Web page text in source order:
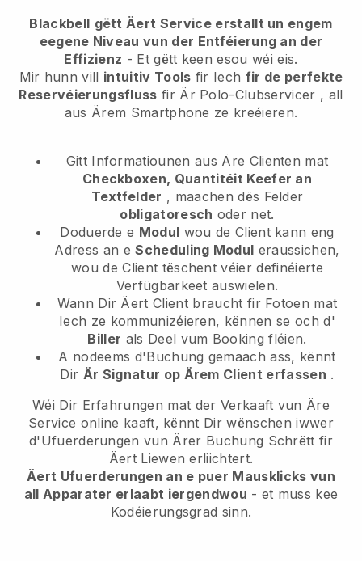
Blackbell gëtt Äert Service erstallt un engem
eegene Niveau vun der Entféierung an der
Effizienz - Et gëtt keen esou wéi eis.
Mir hunn vill intuitiv Tools fir Iech fir de perfekte
Reservéierungsfluss fir Är Polo-Clubservicer , all
aus Ärem Smartphone ze kreéieren.
Gitt Informatiounen aus Äre Clienten mat
Checkboxen, Quantitéit Keefer an
Textfelder , maachen dës Felder
obligatoresch oder net.
Doduerde e Modul wou de Client kann eng
Adress an eScheduling Modul eraussichen,
wou de Client tëschent véier definéierte
Verfügbarkeet auswielen.
Wann Dir Äert Client braucht fir Fotoen mat
Iech ze kommunizéieren, kënnen se och d'
Biller als Deel vum Booking fléien.
A nodeems d'Buchung gemaach ass, kënnt
Dir Är Signatur op Ärem Client erfassen .
Wéi Dir Erfahrungen mat der Verkaaft vun Äre
Service online kaaft, kënnt Dir wënschen iwwer
d'Ufuerderungen vun Ärer Buchung Schrëtt fir
Äert Liewen erliichtert.
Äert Ufuerderungen an e puer Mausklicks vun
all Apparater erlaabt iergendwou - et muss kee
Kodéierungsgrad sinn.